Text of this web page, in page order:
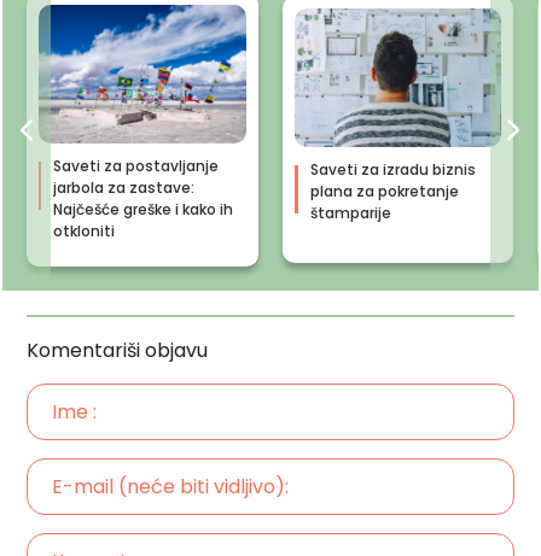
Saveti za postavljanje
jarbola za zastave:
Najčešće greške i kako ih
otkloniti
Saveti za izradu biznis
plana za pokretanje
štamparije
Komentariši objavu